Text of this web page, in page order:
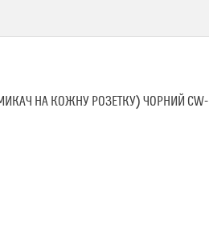
НА КОЖНУ РОЗЕТКУ) ЧОРНИЙ CW-